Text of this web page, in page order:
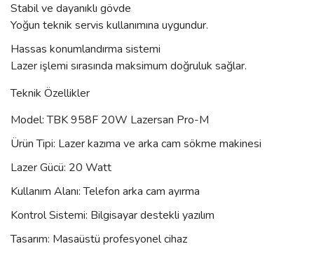
Stabil ve dayanıklı gövde
Yoğun teknik servis kullanımına uygundur.
Hassas konumlandırma sistemi
Lazer işlemi sırasında maksimum doğruluk sağlar.
Teknik Özellikler
Model: TBK 958F 20W Lazersan Pro-M
Ürün Tipi: Lazer kazıma ve arka cam sökme makinesi
Lazer Gücü: 20 Watt
Kullanım Alanı: Telefon arka cam ayırma
Kontrol Sistemi: Bilgisayar destekli yazılım
Tasarım: Masaüstü profesyonel cihaz